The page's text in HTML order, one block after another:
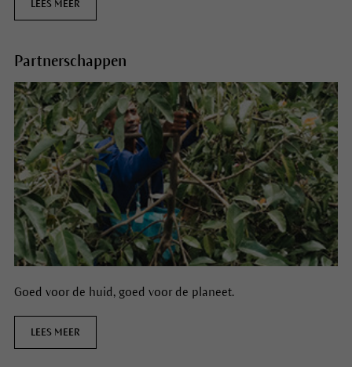
LEES MEER
Partnerschappen
Goed voor de huid, goed voor de planeet.
LEES MEER